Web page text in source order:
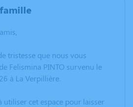
tristesse que nous vous
Felismina PINTO survenu le
à La Verpillière.
utiliser cet espace pour laisser